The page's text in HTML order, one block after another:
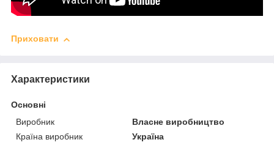
Приховати
Характеристики
Основні
Виробник
Власне виробництво
Країна виробник
Україна